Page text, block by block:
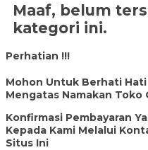
Maaf, belum
kategori ini.
Perhatian !!!
Mohon Untuk Berhati
Mengatas Namakan Toko
Konfirmasi Pembayaran
Kepada Kami Melalui
Situs Ini